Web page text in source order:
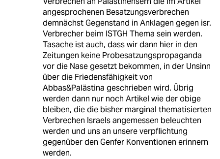
angesprochenen Besatzungsverbrechen
demnächst Gegenstand in Anklagen gegen isr.
Verbrecher beim ISTGH Thema sein werden.
Tasache ist auch, dass wir dann hier in den
Zeitungen keine Probesatzungspropaganda
vor die Nase gesetzt bekommen, in der Unsinn
über die Friedensfähigkeit von
Abbas&Palästina geschrieben wird. Übrig
werden dann nur noch Artikel wie der obige
bleiben, die die bisher marginal thematisierten
Verbrechen Israels angemessen beleuchten
werden und uns an unsere verpflichtung
gegenüber den Genfer Konventionen erinnern
werden.